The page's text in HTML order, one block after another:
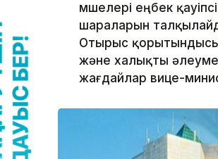
мүшелері еңбек
шараларын
Отырыс қорытындысы
және халықты
жағдайлар вице-